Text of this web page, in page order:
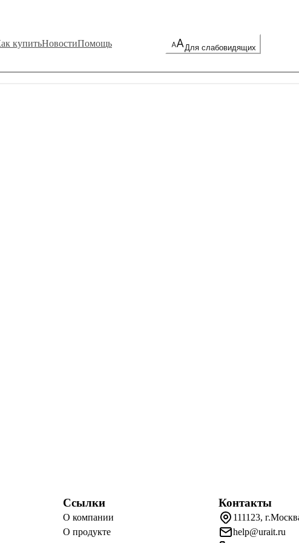
купитьНовостиПомощь Для слабовидящих
Ссылки
О компании
О продукте
Контакты
111123,
help@urait.ru